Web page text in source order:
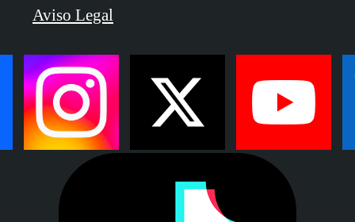
Aviso Legal